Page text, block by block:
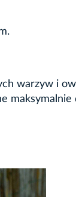
warzyw i
maksymalnie